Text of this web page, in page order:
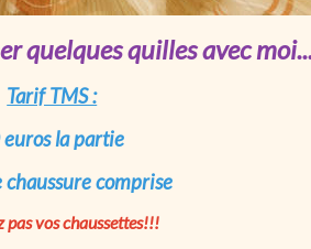
quelques quilles avec
Tarif TMS :
la partie
chaussure comprise
pas vos chaussettes!!!